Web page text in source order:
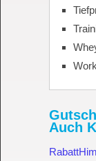
Auch